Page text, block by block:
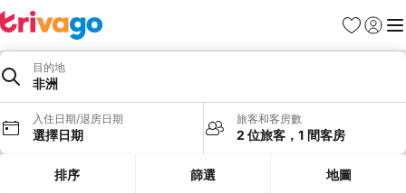
我的最愛
登入 選
目的地
非洲
入住日期/退房日期
選擇日期
旅客和客房數
2 位旅客，1 間客房
排序 篩選 地圖